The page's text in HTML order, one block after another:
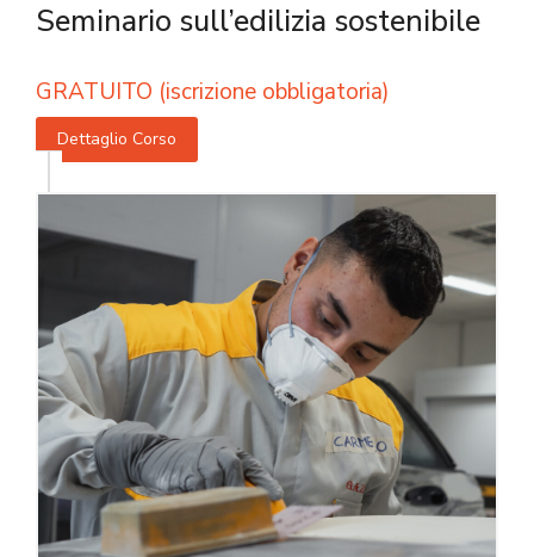
Seminario sull’edilizia sostenibile
GRATUITO (iscrizione obbligatoria)
Dettaglio Corso